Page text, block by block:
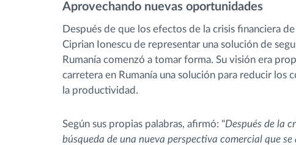
Aprovechando nuevas oportunidades
Después de que los efectos de la crisis financiera
Ciprian Ionescu de representar una solución de
Rumanía comenzó a tomar forma. Su visión era
carretera en Rumanía una solución para reducir
la productividad.
Según sus propias palabras, afirmó: "Después de la
búsqueda de una nueva perspectiva comercial que